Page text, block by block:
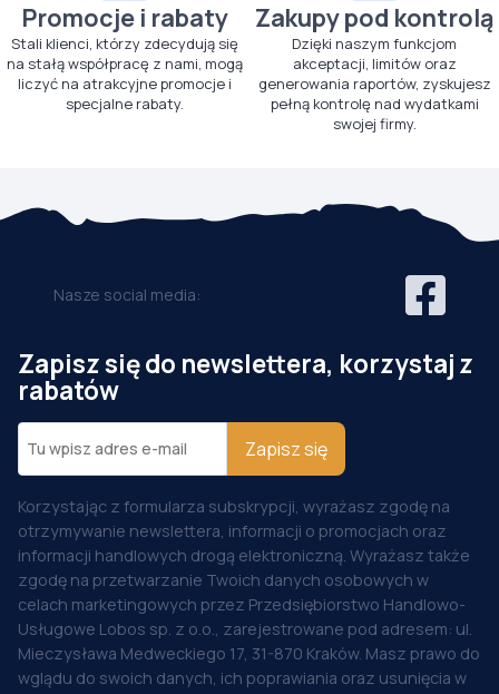
Promocje i rabaty
Stali klienci, którzy zdecydują się
na stałą współpracę z nami, mogą
liczyć na atrakcyjne promocje i
specjalne rabaty.
Zakupy pod kontrolą
Dzięki naszym funkcjom
akceptacji, limitów oraz
generowania raportów, zyskujesz
pełną kontrolę nad wydatkami
swojej firmy.
Nasze social media:
Zapisz się do newslettera, korzystaj z
rabatów
Zapisz się
Korzystając z formularza subskrypcji, wyrażasz zgodę na
otrzymywanie newslettera, informacji o promocjach oraz
informacji handlowych drogą elektroniczną. Wyrażasz także
zgodę na przetwarzanie Twoich danych osobowych w
celach marketingowych przez Przedsiębiorstwo Handlowo-
Usługowe Lobos sp. z o.o., zarejestrowane pod adresem: ul.
Mieczysława Medweckiego 17, 31-870 Kraków. Masz prawo do
wglądu do swoich danych, ich poprawiania oraz usunięcia w